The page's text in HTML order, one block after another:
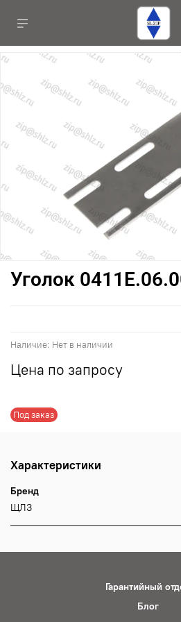
Наличие: Нет в наличии
Под заказ
Уголок
Цена по запросу
Характеристики
Бренд
ЩЛЗ
Гарантийный
Блог